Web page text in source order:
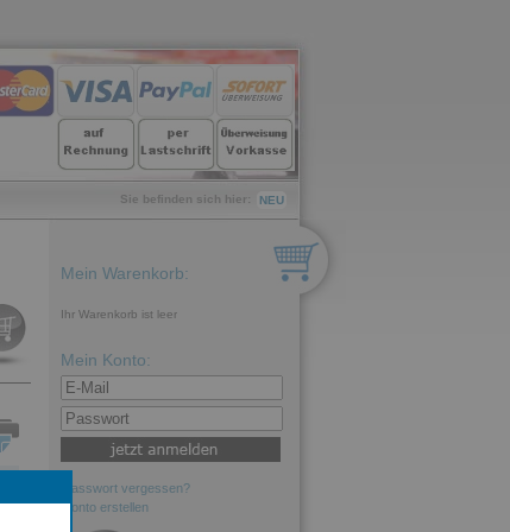
Sie befinden sich hier: NEU
Mein Warenkorb:
Ihr Warenkorb ist leer
Mein Konto:
Passwort vergessen?
Konto erstellen